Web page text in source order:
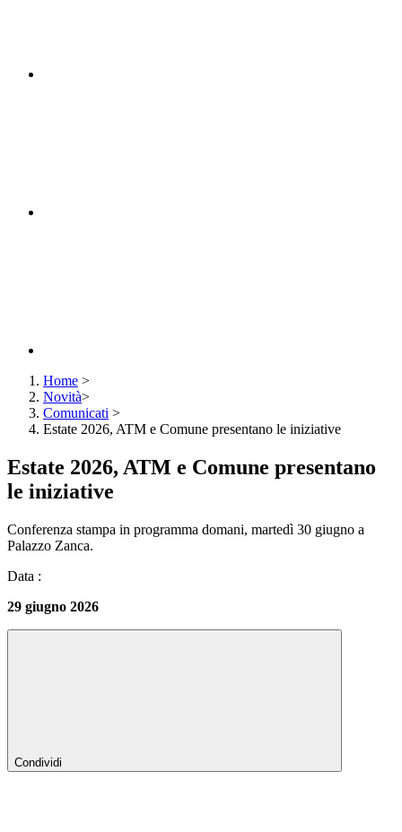
Home >
Novità>
Comunicati >
Estate 2026, ATM e Comune presentano le iniziative
Estate 2026, ATM e Comune presentano
le iniziative
Conferenza stampa in programma domani, martedì 30 giugno a
Palazzo Zanca.
Data :
29 giugno 2026
Condividi